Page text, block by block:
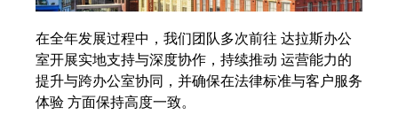
在全年发展过程中，我们团队多次前往 达拉斯办公
室开展实地支持与深度协作，持续推动 运营能力的
提升与跨办公室协同，并确保在法律标准与客户服务
体验 方面保持高度一致。